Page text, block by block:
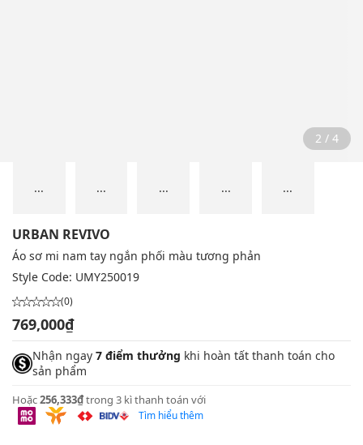
2 / 4
... ... ... ... ...
URBAN REVIVO
Áo sơ mi nam tay ngắn phối màu tương phản
Style Code: UMY250019
(0)
769,000₫
Nhận ngay 7 điểm thưởng khi hoàn tất thanh toán cho
sản phẩm
Hoặc256,333₫trong 3 kì thanh toán với
Tìm hiểu thêm